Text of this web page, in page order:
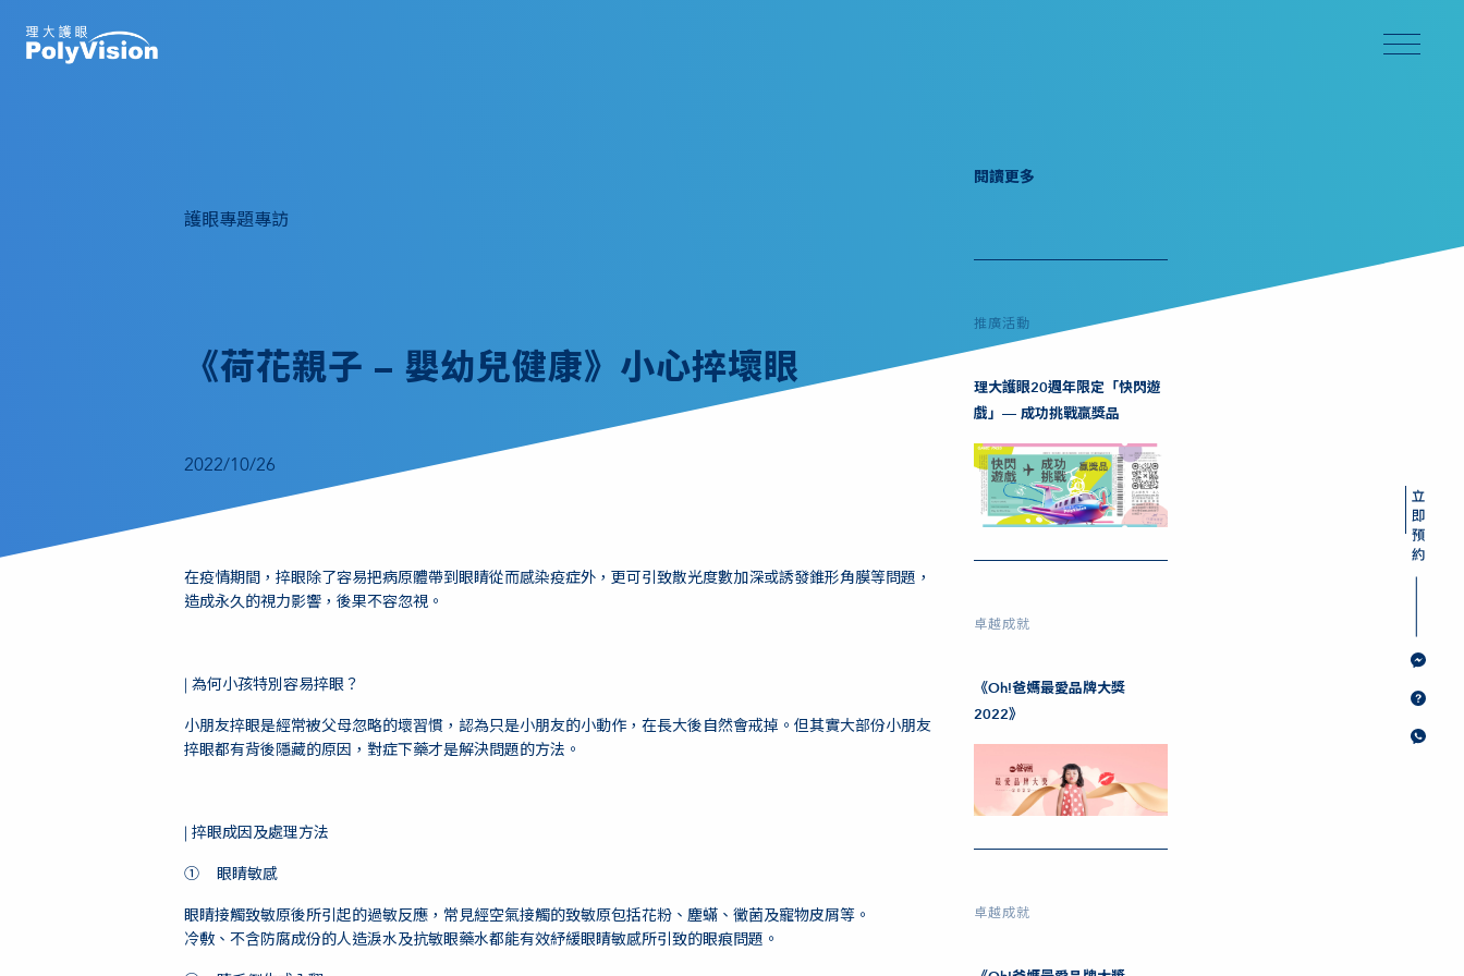
護眼專題專訪
《荷花親子 – 嬰幼兒健康》小心捽壞眼
2022/10/26
在疫情期間，捽眼除了容易把病原體帶到眼睛從而感染疫症外，更可引致散光度數加深或誘發錐形角膜等問題，
造成永久的視力影響，後果不容忽視。
| 為何小孩特別容易捽眼？
小朋友捽眼是經常被父母忽略的壞習慣，認為只是小朋友的小動作，在長大後自然會戒掉。但其實大部份小朋友
捽眼都有背後隱藏的原因，對症下藥才是解決問題的方法。
| 捽眼成因及處理方法
① 眼睛敏感
眼睛接觸致敏原後所引起的過敏反應，常見經空氣接觸的致敏原包括花粉、塵蟎、黴菌及寵物皮屑等。
冷敷、不含防腐成份的人造淚水及抗敏眼藥水都能有效紓緩眼睛敏感所引致的眼痕問題。
閱讀更多
推廣活動
理大護眼20週年限定「快閃遊
戲」— 成功挑戰贏獎品
卓越成就
《Oh!爸媽最愛品牌大獎
2022》
卓越成就